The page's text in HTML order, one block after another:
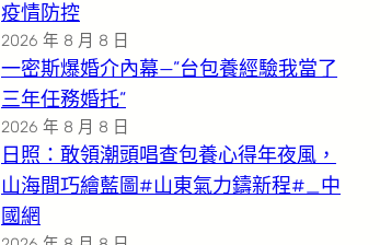
疫情防控
2026 年 8 月 8 日
一密斯爆婚介內幕—”台包養經驗我當了
三年任務婚托”
2026 年 8 月 8 日
日照：敢領潮頭唱查包養心得年夜風，
山海間巧繪藍圖#山東氣力鑄新程#_中
國網